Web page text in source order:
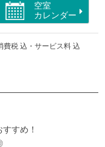
空室
カレンダー
税 込・サービス料 込
すめ！